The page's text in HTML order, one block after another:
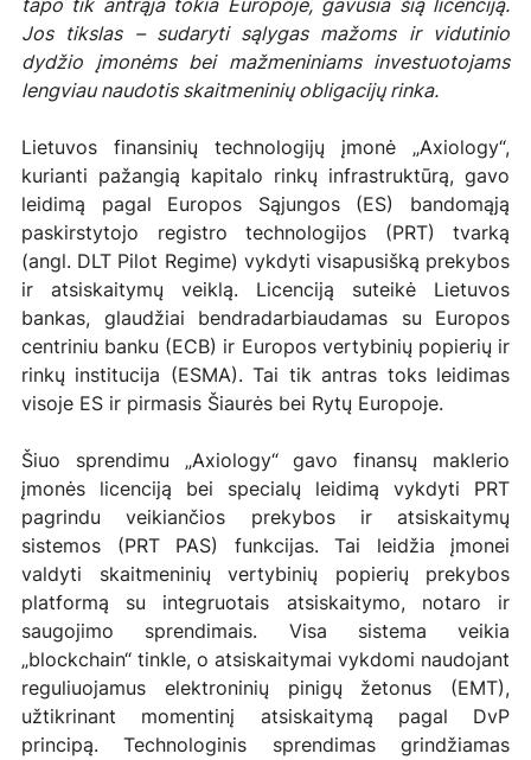
tapo tik antrąja tokia Europoje, gavusia šią licenciją.
Jos tikslas – sudaryti sąlygas mažoms ir vidutinio
dydžio įmonėms bei mažmeniniams investuotojams
lengviau naudotis skaitmeninių obligacijų rinka.
Lietuvos finansinių technologijų įmonė „Axiology“,
kurianti pažangią kapitalo rinkų infrastruktūrą, gavo
leidimą pagal Europos Sąjungos (ES) bandomąją
paskirstytojo registro technologijos (PRT) tvarką
(angl. DLT Pilot Regime) vykdyti visapusišką prekybos
ir atsiskaitymų veiklą. Licenciją suteikė Lietuvos
bankas, glaudžiai bendradarbiaudamas su Europos
centriniu banku (ECB) ir Europos vertybinių popierių ir
rinkų institucija (ESMA). Tai tik antras toks leidimas
visoje ES ir pirmasis Šiaurės bei Rytų Europoje.
Šiuo sprendimu „Axiology“ gavo finansų maklerio
įmonės licenciją bei specialų leidimą vykdyti PRT
pagrindu veikiančios prekybos ir atsiskaitymų
sistemos (PRT PAS) funkcijas. Tai leidžia įmonei
valdyti skaitmeninių vertybinių popierių prekybos
platformą su integruotais atsiskaitymo, notaro ir
saugojimo sprendimais. Visa sistema veikia
„blockchain“ tinkle, o atsiskaitymai vykdomi naudojant
reguliuojamus elektroninių pinigų žetonus (EMT),
užtikrinant momentinį atsiskaitymą pagal DvP
principą. Technologinis sprendimas grindžiamas